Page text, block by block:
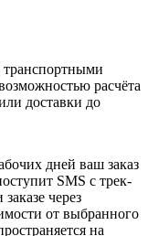
транспортными
расчёта
доставки до
дней ваш заказ
SMS с трек-
через
от выбранного
на